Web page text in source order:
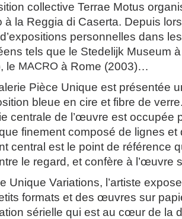
collective Terrae Motus
à la Reggia di Caserta. Depuis
d’expositions personnelles dans
tels que le Stedelijk Museum
le MACRO à Rome (2003)…
Pièce Unique est présentée
bleue en cire et fibre de
centrale de l’œuvre est occupée
finement composé de lignes et
central est le point de référence
le regard, et confère à l’œuvre
Unique Variations, l’artiste
formats et des œuvres sur
sérielle qui est au cœur de la